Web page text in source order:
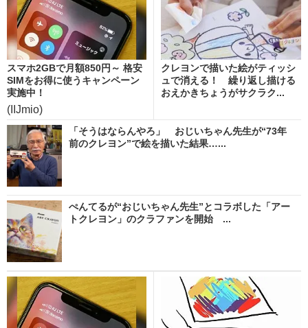
スマホ2GBで月額850円～ 格安
SIMをお得に使うキャンペーン
実施中！
(IIJmio)
クレヨンで描いた絵がティッシ
ュで消える！ 繰り返し描ける
おえかきちょうがサクラク...
「そうはならんやろ」 おじいちゃん先生が“73年
前のクレヨン”で絵を描いた結果…...
ぺんてるが“おじいちゃん先生”とコラボした「アー
トクレヨン」のクラファンを開始 ...